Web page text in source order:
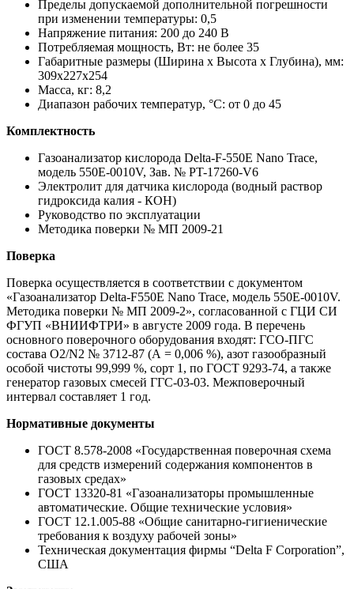
Пределы допускаемой дополнительной погрешности
при изменении температуры: 0,5
Напряжение питания: 200 до 240 В
Потребляемая мощность, Вт: не более 35
Габаритные размеры (Ширина x Высота x Глубина), мм:
309x227x254
Масса, кг: 8,2
Диапазон рабочих температур, °C: от 0 до 45
Комплектность
Газоанализатор кислорода Delta-F-550E Nano Trace,
модель 550E-0010V, Зав. № PT-17260-V6
Электролит для датчика кислорода (водный раствор
гидроксида калия - КОН)
Руководство по эксплуатации
Методика поверки № МП 2009-21
Поверка
Поверка осуществляется в соответствии с документом
«Газоанализатор Delta-F550E Nano Trace, модель 550E-0010V.
Методика поверки № МП 2009-2», согласованной с ГЦИ СИ
ФГУП «ВНИИФТРИ» в августе 2009 года. В перечень
основного поверочного оборудования входят: ГСО-ПГС
состава O2/N2 № 3712-87 (А = 0,006 %), азот газообразный
особой чистоты 99,999 %, сорт 1, по ГОСТ 9293-74, а также
генератор газовых смесей ГГС-03-03. Межповерочный
интервал составляет 1 год.
Нормативные документы
ГОСТ 8.578-2008 «Государственная поверочная схема
для средств измерений содержания компонентов в
газовых средах»
ГОСТ 13320-81 «Газоанализаторы промышленные
автоматические. Общие технические условия»
ГОСТ 12.1.005-88 «Общие санитарно-гигиенические
требования к воздуху рабочей зоны»
Техническая документация фирмы “Delta F Corporation”,
США